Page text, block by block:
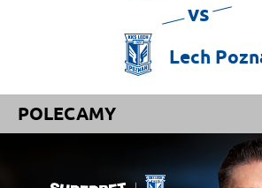
vs
Lech
POLECAMY